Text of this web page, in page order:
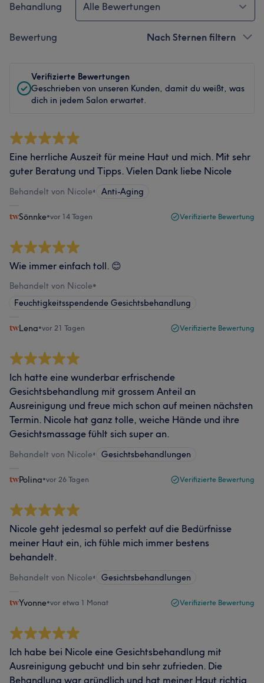
Behandlung Alle Bewertungen
Bewertung Nach Sternen filtern
Verifizierte Bewertungen
Geschrieben von unseren Kunden, damit du weißt, was
dich in jedem Salon erwartet.
Eine herrliche Auszeit für meine Haut und mich. Mit sehr
guter Beratung und Tipps. Vielen Dank liebe Nicole
Behandelt von Nicole• Anti-Aging
Sönnke•vor 14 Tagen Verifizierte Bewertung
Wie immer einfach toll. 😊
Behandelt von Nicole•
Feuchtigkeitsspendende Gesichtsbehandlung
Lena•vor 21 Tagen Verifizierte Bewertung
Ich hatte eine wunderbar erfrischende
Gesichtsbehandlung mit grossem Anteil an
Ausreinigung und freue mich schon auf meinen nächsten
Termin. Nicole hat ganz tolle, weiche Hände und ihre
Gesichtsmassage fühlt sich super an.
Behandelt von Nicole• Gesichtsbehandlungen
Polina•vor 26 Tagen Verifizierte Bewertung
Nicole geht jedesmal so perfekt auf die Bedürfnisse
meiner Haut ein, ich fühle mich immer bestens
behandelt.
Behandelt von Nicole• Gesichtsbehandlungen
Yvonne•vor etwa 1 Monat Verifizierte Bewertung
Ich habe bei Nicole eine Gesichtsbehandlung mit
Ausreinigung gebucht und bin sehr zufrieden. Die
Behandlung war gründlich und hat meiner Haut richtig